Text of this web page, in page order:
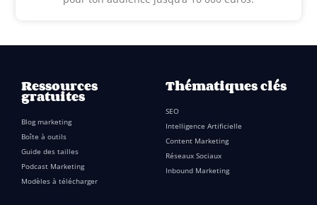
Ressources
gratuites
Blog marketing
Boîte à outils
Guide des tailles
Podcast Marketing
Modèles à télécharger
Thématiques clés
SEO
Intelligence Artificielle
Content Marketing
Réseaux Sociaux
Inbound Marketing